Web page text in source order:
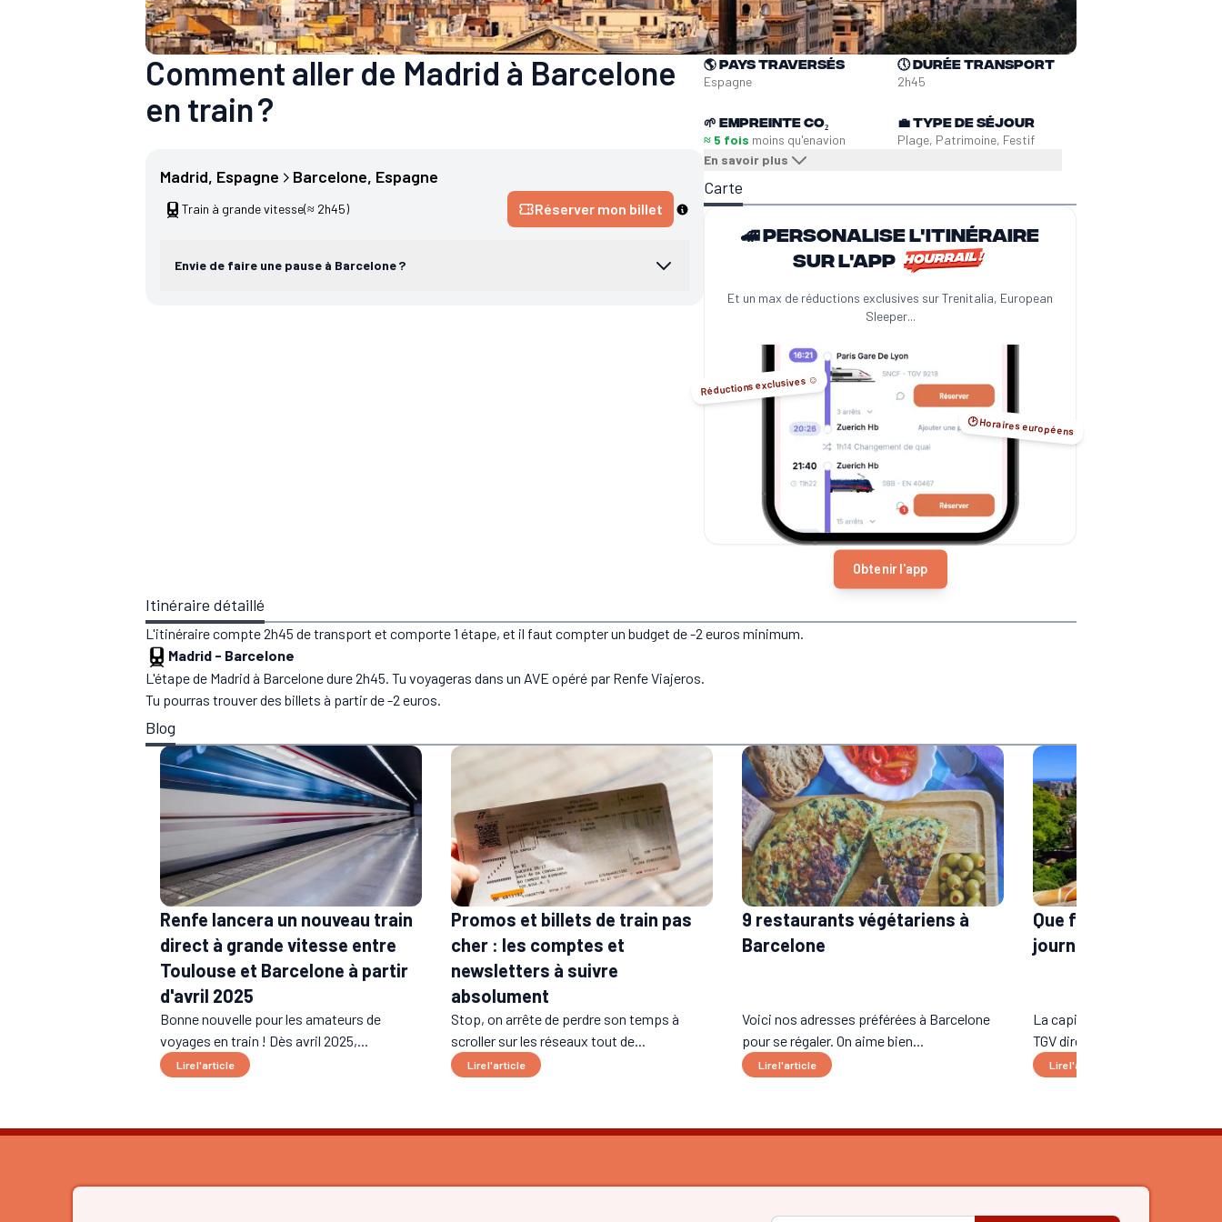
Comment aller de Madrid à Barcelone
en train ?
Madrid, Espagne Barcelone, Espagne
Train à grande vitesse(≈ 2h45) Réserver mon billet
Envie de faire une pause à Barcelone ?
🌎 Pays traversés
Espagne
🕔Durée transport
2h45
🌱 Empreinte CO₂
≈ 5 fois moins qu'enavion
En savoir plus
💼Type de séjour
Plage, Patrimoine, Festif
Carte
🚄 Personalise l'itinéraire
sur l'app
Et un max de réductions exclusives sur Trenitalia, European
Sleeper...
Réductions exclusives ☺️
🕑 Horaires européens
Obtenir l'app
Itinéraire détaillé
L'itinéraire compte 2h45 de transport et comporte 1 étape, et il faut compter un budget de -2 euros minimum.
Madrid - Barcelone
L'étape de Madrid à Barcelone dure 2h45. Tu voyageras dans un AVE opéré par Renfe Viajeros.
Tu pourras trouver des billets à partir de -2 euros.
Blog
Renfe lancera un nouveau train
direct à grande vitesse entre
Toulouse et Barcelone à partir
d'avril 2025
Bonne nouvelle pour les amateurs de
voyages en train ! Dès avril 2025,...
Lire l'article
Promos et billets de train pas
cher : les comptes et
newsletters à suivre
absolument
Stop, on arrête de perdre son temps à
scroller sur les réseaux tout de...
Lire l'article
9 restaurants végétariens à
Barcelone
Voici nos adresses préférées à Barcelone
pour se régaler. On aime bien...
Lire l'article
Que faire à Barcelone
journée ?
La capitale de la Catalogne est
TGV direct à Paris, Lyon et ...
Lire l'article